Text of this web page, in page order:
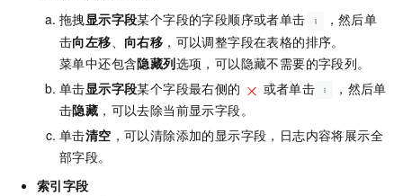
拖拽显示字段某个字段的字段顺序或者单击
，然后单
击向左移 向右移 ，可以调整字段在表格的排序。
菜单中还包含隐藏列选项，可以隐藏不需要的字段列。
单击显示字段某个字段最右侧的 或者单击
，然后单
击隐藏 ，可以去除当前显示字段。
单击清空 ，可以清除添加的显示字段，日志内容将展示全
部字段。
索引字段